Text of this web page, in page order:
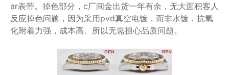
ar表带。掉色部分，c厂间金出货一年有余，无大面积客人
反应掉色问题，因为采用pvd真空电镀，而非水镀，抗氧
化附着力强，成本高。所以无需担心品质问题。